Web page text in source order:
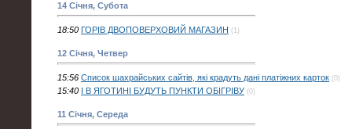
14 Січня, Субота
18:50 ГОРІВ ДВОПОВЕРХОВИЙ МАГАЗИН (1)
12 Січня, Четвер
15:56 Список шахрайських сайтів, які крадуть дані платіжних карток (0)
15:40 І В ЯГОТИНІ БУДУТЬ ПУНКТИ ОБІГРІВУ (0)
11 Січня, Середа